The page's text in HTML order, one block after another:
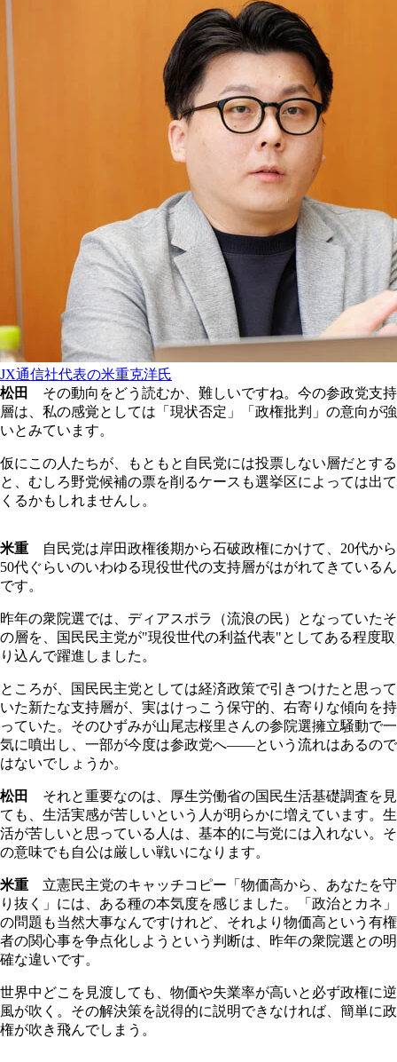
JX通信社代表の米重克洋氏
松田
その動向をどう読むか、難しいですね。今の参政党支持
層は、私の感覚としては「現状否定」「政権批判」の意向が強
いとみています。
仮にこの人たちが、もともと自民党には投票しない層だとする
と、むしろ野党候補の票を削るケースも選挙区によっては出て
くるかもしれませんし。
米重 自民党は岸田政権後期から石破政権にかけて、20代から
50代ぐらいのいわゆる現役世代の支持層がはがれてきているん
です。
昨年の衆院選では、ディアスポラ（流浪の民）となっていたそ
の層を、国民民主党が"現役世代の利益代表"としてある程度取
り込んで躍進しました。
ところが、国民民主党としては経済政策で引きつけたと思って
いた新たな支持層が、実はけっこう保守的、右寄りな傾向を持
っていた。そのひずみが山尾志桜里さんの参院選擁立騒動で一
気に噴出し、一部が今度は参政党へ――という流れはあるので
はないでしょうか。
松田
それと重要なのは、厚生労働省の国民生活基礎調査を見
ても、生活実感が苦しいという人が明らかに増えています。生
活が苦しいと思っている人は、基本的に与党には入れない。そ
の意味でも自公は厳しい戦いになります。
米重 立憲民主党のキャッチコピー「物価高から、あなたを守
り抜く」には、ある種の本気度を感じました。「政治とカネ」
の問題も当然大事なんですけれど、それより物価高という有権
者の関心事を争点化しようという判断は、昨年の衆院選との明
確な違いです。
世界中どこを見渡しても、物価や失業率が高いと必ず政権に逆
風が吹く。その解決策を説得的に説明できなければ、簡単に政
権が吹き飛んでしまう。